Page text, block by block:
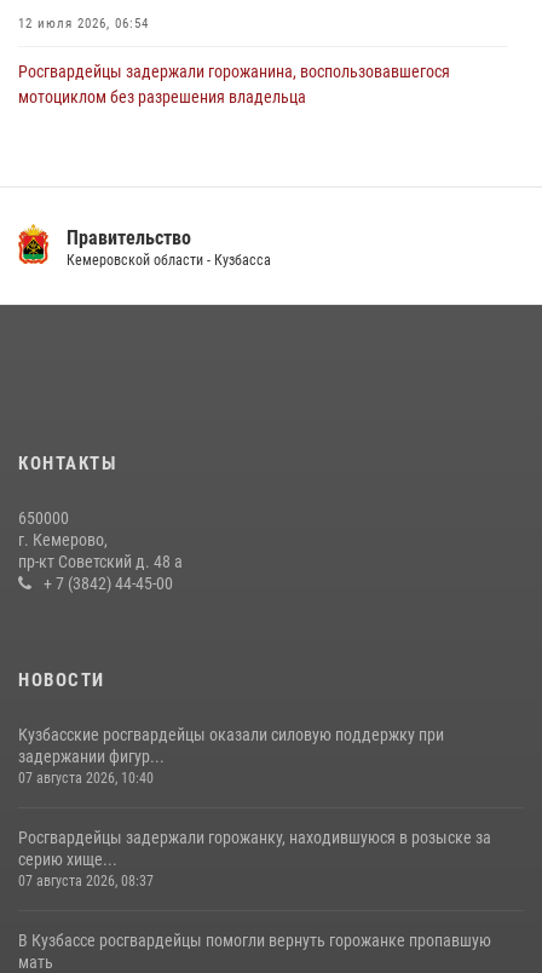
12 июля 2026, 06:54
Росгвардейцы задержали горожанина, воспользовавшегося
мотоциклом без разрешения владельца
06 августа 2026, 10:19
20 июля 2026, 08:52
гипермаркета товары на 13 тысяч рублей (ВИДЕО)
16 июля 2026, 06:43
Правительство
Кемеровской области - Кузбасса
КОНТАКТЫ
650000
г. Кемерово,
пр-кт Советский д. 48 а
+ 7 (3842) 44-45-00
НОВОСТИ
Кузбасские росгвардейцы оказали силовую поддержку при
задержании фигур...
07 августа 2026, 10:40
Росгвардейцы задержали горожанку, находившуюся в розыске за
серию хище...
07 августа 2026, 08:37
В Кузбассе росгвардейцы помогли вернуть горожанке пропавшую
мать